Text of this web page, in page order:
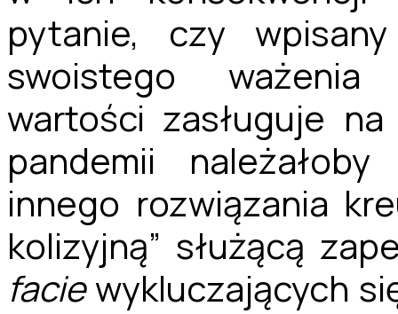
pytanie, czy
swoistego ważenia
wartości zasługuje
pandemii
innego rozwiązania
kolizyjną” służącą
faciewykluczających